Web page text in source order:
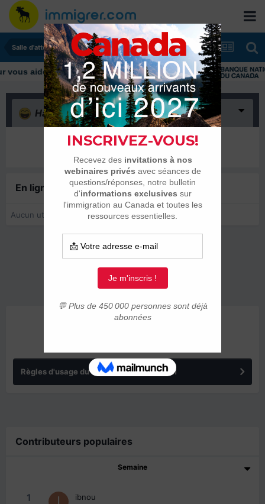
Salle d'attente - échanges de dates
aider tout au long de votre transition
Haha(0)
Il n’y a encore rien ici
En ligne récemment0 membre est en ligne
Aucun utilisateur enregistré regarde cette page.
Règles d'usage du forum IMMIGRER.COM
Contributeurs populaires
Semaine
1 ibnou